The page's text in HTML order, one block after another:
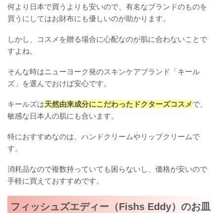
何より日本で買うよりも安いので、有名なブランドのものを
買うにしてはお財布にも優しいのが助かります。
しかし、コスメを贈る場合に心配なのが肌に合わないことで
すよね。
そんな時はニューヨーク発のスキンケアブランド「キール
ズ」を選んでおけば安心です。
キールズは天然由来成分にこだわったドクターズコスメで、
敏感な日本人の肌にも合います。
特におすすめなのは、ハンドクリームやリップクリームで
す。
消耗品なので複数持っていても困らないし、価格が安いので
手軽に買えておすすめです。
フィッシュズエディー（Fishs Eddy）のお皿